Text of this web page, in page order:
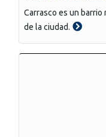
Carrasco es un
de la ciudad.